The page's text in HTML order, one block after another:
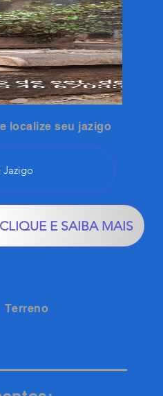
localize seu jazigo
Jazigo
E SAIBA MAIS
Terreno